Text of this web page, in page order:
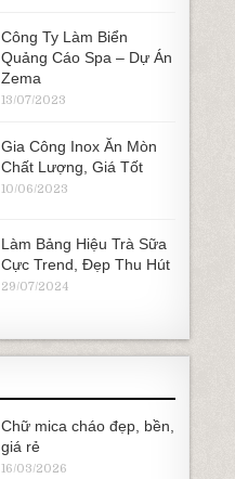
Công Ty Làm Biển
Quảng Cáo Spa – Dự Án
Zema
13/07/2023
Gia Công Inox Ăn Mòn
Chất Lượng, Giá Tốt
10/06/2023
Làm Bảng Hiệu Trà Sữa
Cực Trend, Đẹp Thu Hút
29/07/2024
Chữ mica cháo đẹp, bền,
giá rẻ
16/03/2026